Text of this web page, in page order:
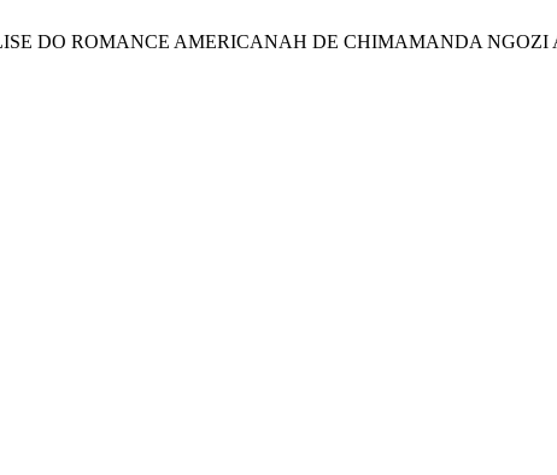
DO ROMANCE AMERICANAH DE CHIMAMANDA NGOZI